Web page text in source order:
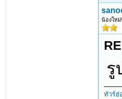
น้องใหม่
รู
ทัวร์ฮ่